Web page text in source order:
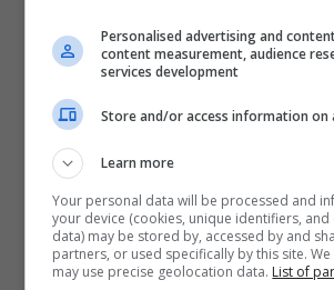
Personalised advertising and
content measurement, audience
services development
Store and/or access information on
Learn more
Your personal data will be processed and
your device (cookies, unique identifiers, and
data) may be stored by, accessed by and
partners, or used specifically by this site.
may use precise geolocation data. List of